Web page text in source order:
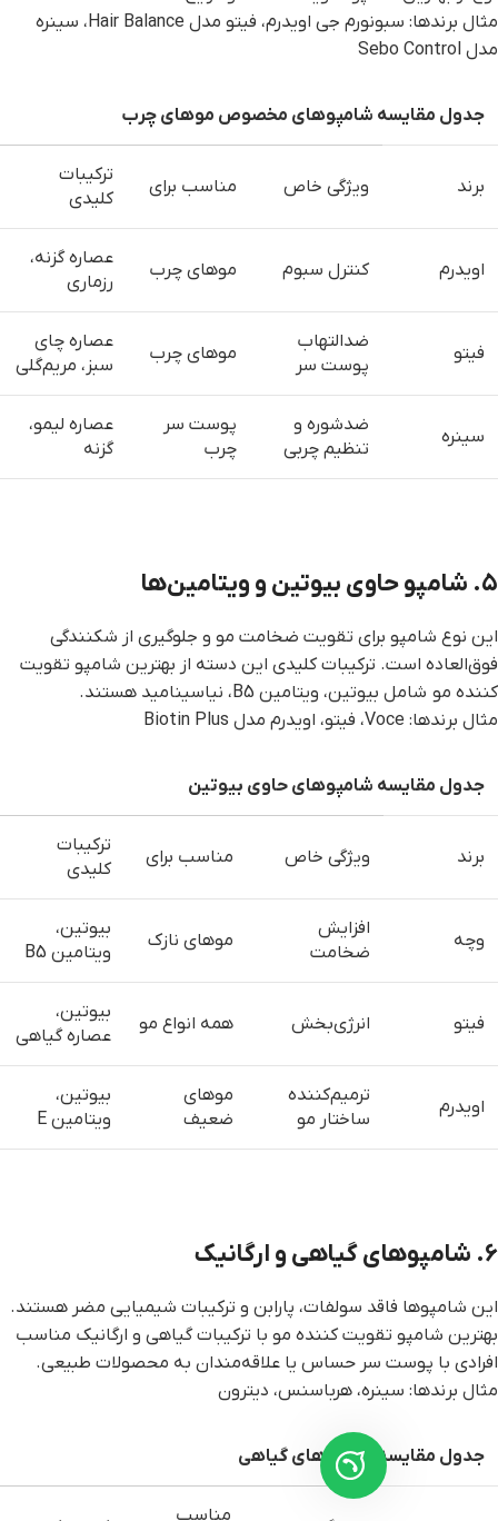
مثال برندها: سبونورم جی اویدرم، فیتو مدل Hair Balance، سینره
مدل Sebo Control
جدول مقایسه شامپوهای مخصوص موهای چرب
برند ویژگی خاص مناسب برای
ترکیبات
کلیدی
اویدرم کنترل سبوم موهای چرب
عصاره گزنه،
رزماری
فیتو
ضدالتهاب
پوست سر
موهای چرب
عصاره چای
سبز، مریم‌گلی
سینره
ضدشوره و
تنظیم چربی
پوست سر
چرب
عصاره لیمو،
گزنه
۵. شامپو حاوی بیوتین و ویتامین‌ها
این نوع شامپو برای تقویت ضخامت مو و جلوگیری از شکنندگی
فوق‌العاده است. ترکیبات کلیدی این دسته از بهترین شامپو تقویت
کننده مو شامل بیوتین، ویتامین B5، نیاسینامید هستند.
مثال برندها: Voce، فیتو، اویدرم مدل Biotin Plus
جدول مقایسه شامپوهای حاوی بیوتین
برند ویژگی خاص مناسب برای
ترکیبات
کلیدی
وچه
افزایش
ضخامت
موهای نازک
بیوتین،
ویتامین B5
فیتو انرژی‌بخش همه انواع مو
بیوتین،
عصاره گیاهی
اویدرم
ترمیم‌کننده
ساختار مو
موهای
ضعیف
بیوتین،
ویتامین E
۶. شامپوهای گیاهی و ارگانیک
این شامپوها فاقد سولفات، پارابن و ترکیبات شیمیایی مضر هستند.
بهترین شامپو تقویت کننده مو با ترکیبات گیاهی و ارگانیک مناسب
افرادی با پوست سر حساس یا علاقه‌مندان به محصولات طبیعی.
مثال برندها: سینره، هرباسنس، دیترون
جدول مقایسه شامپوهای گیاهی
مناسب